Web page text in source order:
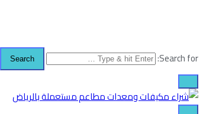
Search for: